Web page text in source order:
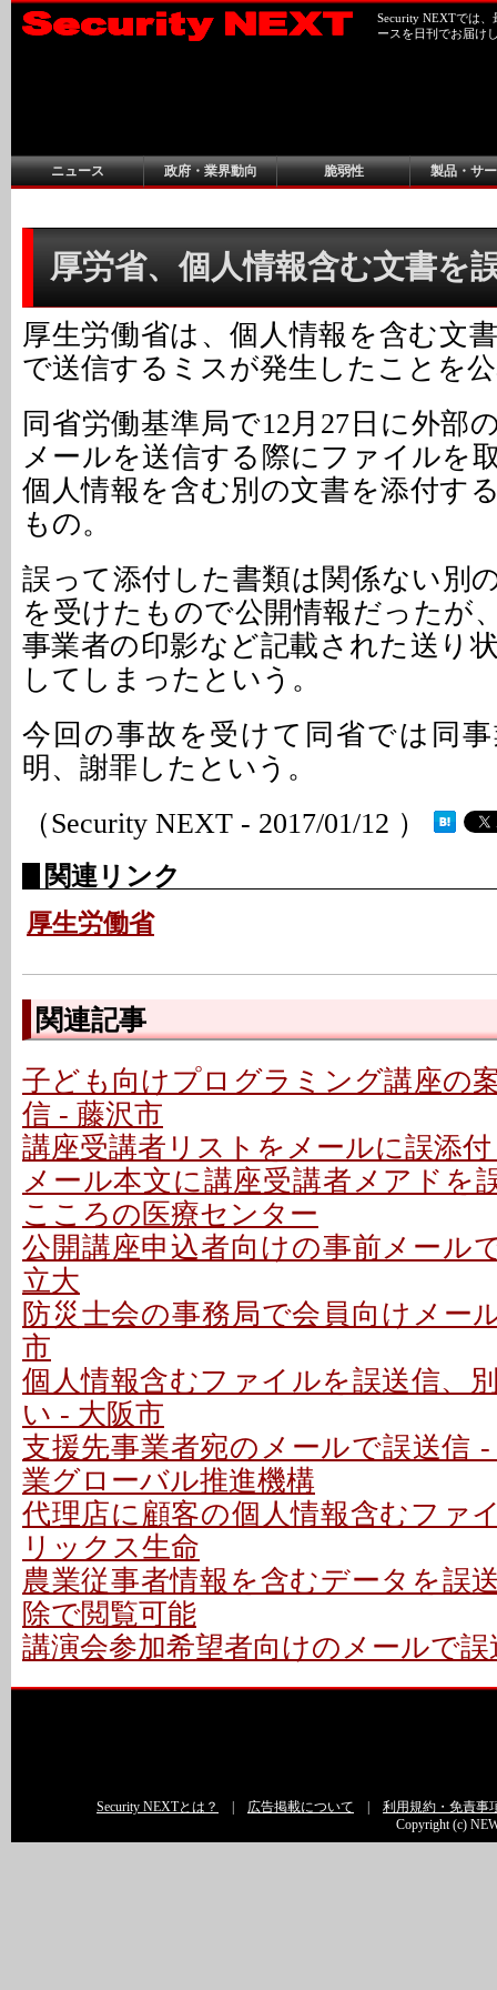
Security NEXTでは
ースを日刊でお届け
ニュース 政府・業界動向 脆弱性 製品・サ
厚労省、個人情報含む文書を
厚生労働省は、個人情報を含む文
で送信するミスが発生したことを
同省労働基準局で12月27日に外部
メールを送信する際にファイルを
個人情報を含む別の文書を添付す
もの。
誤って添付した書類は関係ない別
を受けたもので公開情報だったが
事業者の印影など記載された送り
してしまったという。
今回の事故を受けて同省では同
明、謝罪したという。
（Security NEXT - 2017/01/12 ）
関連リンク
厚生労働省
関連記事
子ども向けプログラミング講座の
信 - 藤沢市
講座受講者リストをメールに誤添
メール本文に講座受講者メアドを
こころの医療センター
公開講座申込者向けの事前メール
立大
防災士会の事務局で会員向けメー
市
個人情報含むファイルを誤送信、
い - 大阪市
支援先事業者宛のメールで誤送信
業グローバル推進機構
代理店に顧客の個人情報含むファ
リックス生命
農業従事者情報を含むデータを誤
除で閲覧可能
講演会参加希望者向けのメールで
Security NEXTとは？ 広告掲載について
利用規約・免責事
Copyright (c)